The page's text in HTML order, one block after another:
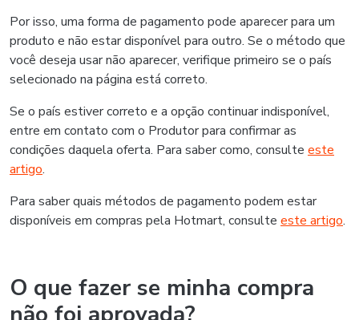
Por isso, uma forma de pagamento pode aparecer para um
produto e não estar disponível para outro. Se o método que
você deseja usar não aparecer, verifique primeiro se o país
selecionado na página está correto.
Se o país estiver correto e a opção continuar indisponível,
entre em contato com o Produtor para confirmar as
condições daquela oferta. Para saber como, consulte este
artigo.
Para saber quais métodos de pagamento podem estar
disponíveis em compras pela Hotmart, consulte este artigo.
O que fazer se minha compra